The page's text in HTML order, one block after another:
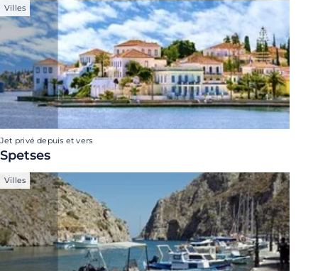
Villes
Jet privé depuis et vers
Spetses
Villes